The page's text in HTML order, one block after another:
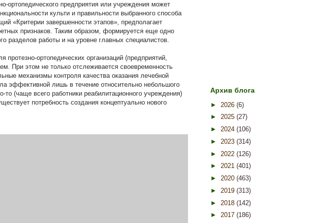
предприятия или учреждения может
культи и правильности выбранного способа
«Критерии завершенности этапов», предполагает
признаков. Таким образом, формируется еще одно
разделов работы и на уровне главных специалистов.
ортопедических организаций (предприятий,
При этом не только отслеживается своевременность
механизмы контроля качества оказания лечебной
эффективной лишь в течение относительно небольшого
(чаще всего работники реабилитационного учреждения)
потребность создания концептуально нового
Архив блога
► 2026 (6)
► 2025 (27)
► 2024 (106)
► 2023 (314)
► 2022 (126)
► 2021 (401)
► 2020 (463)
► 2019 (313)
► 2018 (142)
► 2017 (186)